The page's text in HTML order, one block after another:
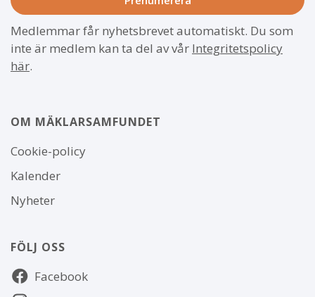
Medlemmar får nyhetsbrevet automatiskt. Du som
inte är medlem kan ta del av vår Integritetspolicy
här.
OM MÄKLARSAMFUNDET
Om
webbplatsen
Cookie-policy
Kalender
Nyheter
FÖLJ OSS
Följ
oss Facebook